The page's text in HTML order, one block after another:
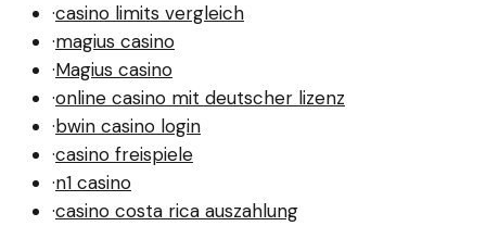
·casino limits vergleich
·magius casino
·Magius casino
·online casino mit deutscher lizenz
·bwin casino login
·casino freispiele
·n1 casino
·casino costa rica auszahlung